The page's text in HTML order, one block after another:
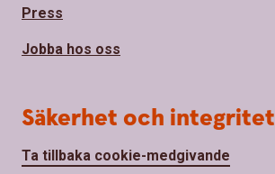
Press
Jobba hos oss
Säkerhet och integritet
Ta tillbaka cookie-medgivande